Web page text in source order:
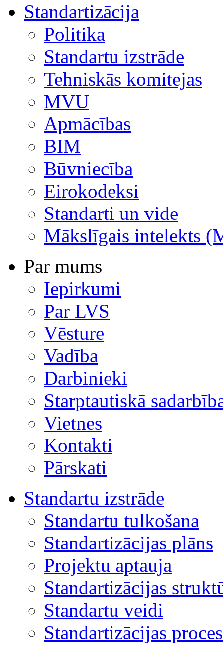
Standartizācija
Politika
Standartu izstrāde
Tehniskās komitejas
MVU
Apmācības
BIM
Būvniecība
Eirokodeksi
Standarti un vide
Mākslīgais intelekts
Par mums
Iepirkumi
Par LVS
Vēsture
Vadība
Darbinieki
Starptautiskā
Vietnes
Kontakti
Pārskati
Standartu izstrāde
Standartu tulkošana
Standartizācijas plāns
Projektu aptauja
Standartizācijas
Standartu veidi
Standartizācijas